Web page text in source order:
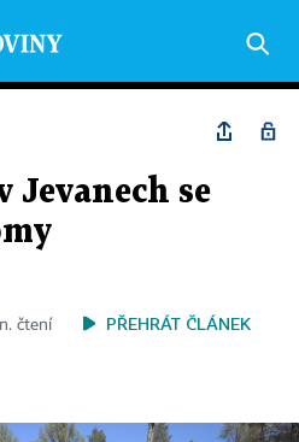
Jevanech se
čtení
PŘEHRÁT ČLÁNEK